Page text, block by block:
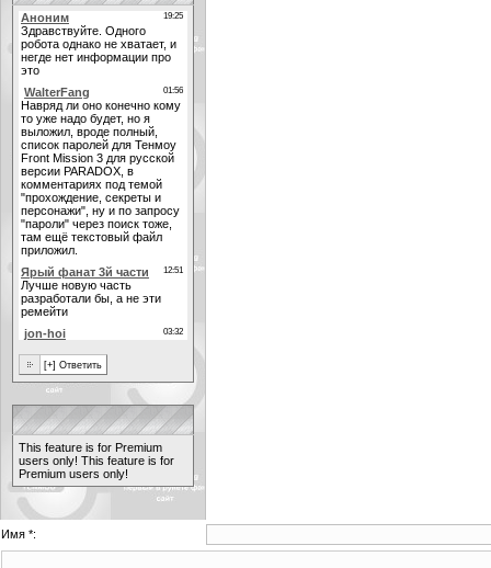
This feature is for Premium
users only! This feature is for
Premium users only!
Имя *: